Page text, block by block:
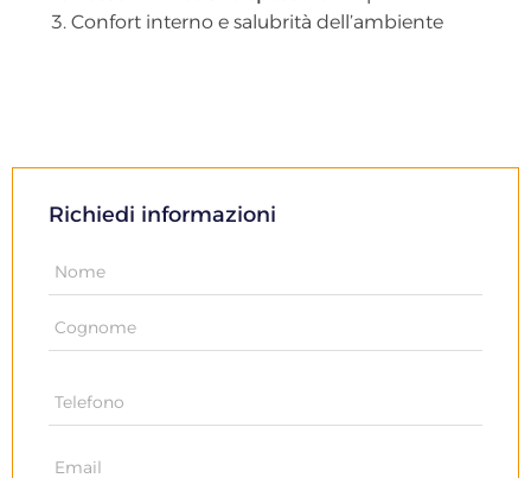
Confort interno e salubrità dell’ambiente
Richiedi informazioni